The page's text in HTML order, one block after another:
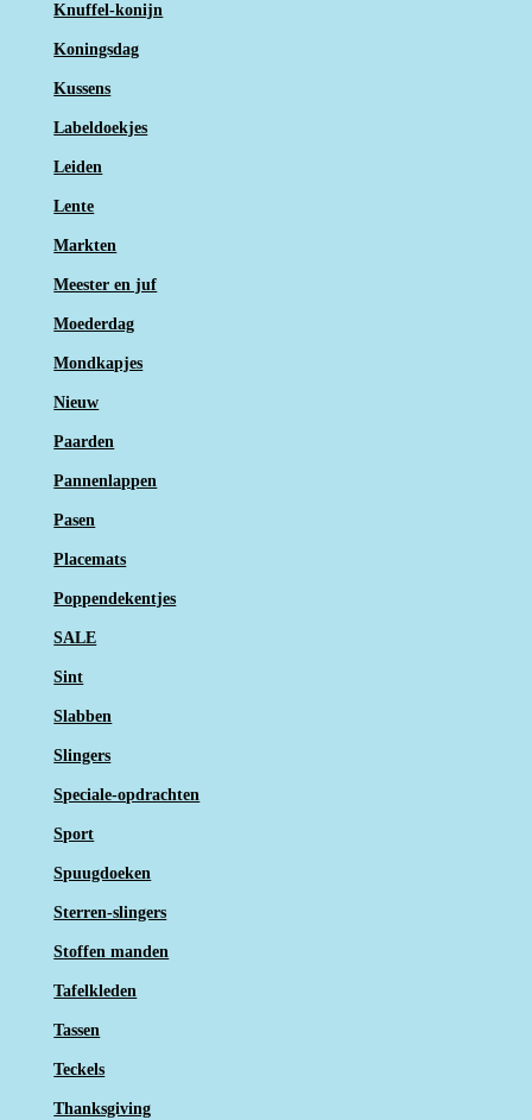
Knuffel-konijn
Koningsdag
Kussens
Labeldoekjes
Leiden
Lente
Markten
Meester en juf
Moederdag
Mondkapjes
Nieuw
Paarden
Pannenlappen
Pasen
Placemats
Poppendekentjes
SALE
Sint
Slabben
Slingers
Speciale-opdrachten
Sport
Spuugdoeken
Sterren-slingers
Stoffen manden
Tafelkleden
Tassen
Teckels
Thanksgiving